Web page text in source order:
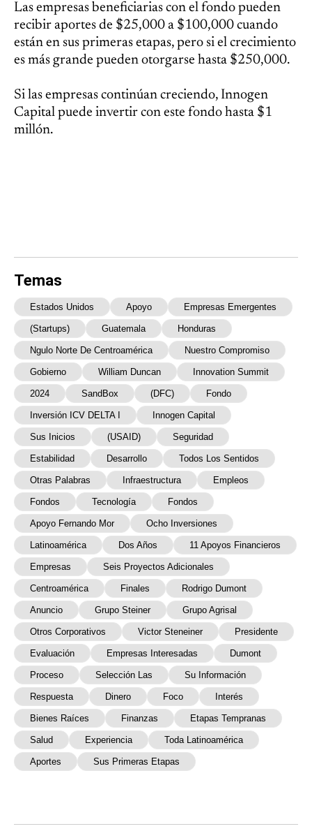
Las empresas beneficiarias con el fondo pueden
recibir aportes de $25,000 a $100,000 cuando
están en sus primeras etapas, pero si el crecimiento
es más grande pueden otorgarse hasta $250,000.
Si las empresas continúan creciendo, Innogen
Capital puede invertir con este fondo hasta $1
millón.
Temas
Estados Unidos Apoyo Empresas Emergentes
(startups) Guatemala Honduras
Ngulo Norte De Centroamérica Nuestro Compromiso
Gobierno William Duncan Innovation Summit
2024 SandBox (DFC) Fondo
Inversión ICV DELTA I Innogen Capital
Sus Inicios (USAID) Seguridad
Estabilidad Desarrollo Todos Los Sentidos
Otras Palabras Infraestructura Empleos
Fondos Tecnología Fondos
Apoyo Fernando Mor Ocho Inversiones
Latinoamérica Dos Años 11 Apoyos Financieros
Empresas Seis Proyectos Adicionales
Centroamérica Finales Rodrigo Dumont
Anuncio Grupo Steiner Grupo Agrisal
Otros Corporativos Victor Steneiner Presidente
Evaluación Empresas Interesadas Dumont
Proceso Selección Las Su Información
Respuesta Dinero Foco Interés
Bienes Raíces Finanzas Etapas Tempranas
Salud Experiencia Toda Latinoamérica
Aportes Sus Primeras Etapas